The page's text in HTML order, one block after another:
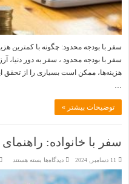
سفر با بودجه محدود: چگونه با کمترین
سفر با بودجه محدود ، سفر به دور دنیا،
هزینه‌ها، ممکن است بسیاری را از تحقق
…
توضیحات بیشتر »
سفر با خانواده:
11 دسامبر, 2024 دیدگاه‌ها برای
بسته هستند